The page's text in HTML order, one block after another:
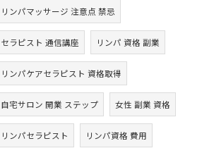
リンパマッサージ 注意点 禁忌
セラピスト 通信講座 リンパ 資格 副業
リンパケアセラピスト 資格取得
自宅サロン 開業 ステップ 女性 副業 資格
リンパセラピスト リンパ資格 費用